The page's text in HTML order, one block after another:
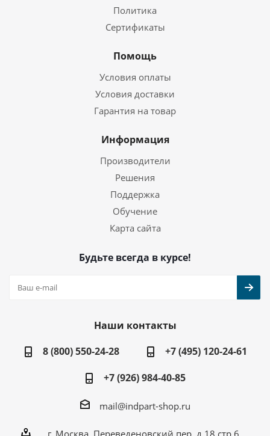
Политика
Сертификаты
Помощь
Условия оплаты
Условия доставки
Гарантия на товар
Информация
Производители
Решения
Поддержка
Обучение
Карта сайта
Будьте всегда в курсе!
Наши контакты
8 (800) 550-24-28
+7 (495) 120-24-61
+7 (926) 984-40-85
mail@indpart-shop.ru
г. Москва, Переведеновский пер, д.18 стр.6,